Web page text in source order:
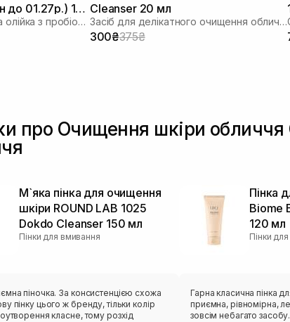
до 01.27р.) 155
Очищуюча гідрофільна олійка з пробіотиками
Cleanser 20 мл
Засіб для делікатного очищення обличчя
300₴375₴
про Очищення шкіри
М`яка пінка для очищення
шкіри ROUND LAB 1025
Dokdo Cleanser 150 мл
Пінки для вмивання
піночка. За консистенцією схожа
пінку цього ж бренду, тільки колір
класне, тому розхід
Пінка
Biome
120 мл
Пінки
Гарна класична пінка для
приємна, рівномірна,
зовсім небагато засобу. Аромат відсутній. Якісно